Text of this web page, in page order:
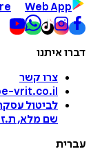
Web App
דברו איתנו
צרו קשר
vrit.co.il
לביטול
שם מלא, ת.ז
עברית